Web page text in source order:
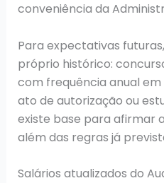
conveniência da
Para expectativas
próprio histórico:
com frequência anual em
ato de autorização ou
existe base para afirmar
além das regras já
Salários atualizados do